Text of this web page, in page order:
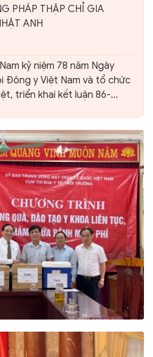
PHÁP THẬP CHỈ GIA
ANH
kỷ niệm 78 năm Ngày
Đông y Việt Nam và tổ chức
triển khai kết luận 86-
thư Trung ương Đảng về
trong giai đoạn mới.